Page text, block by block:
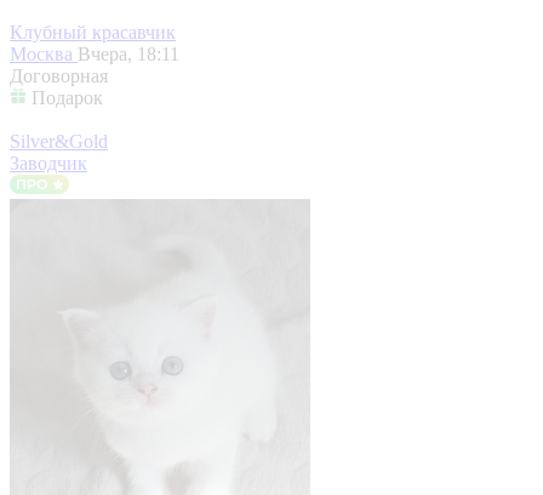
Клубный красавчик
Москва Вчера, 18:11
Договорная
Подарок
Silver&Gold
Заводчик